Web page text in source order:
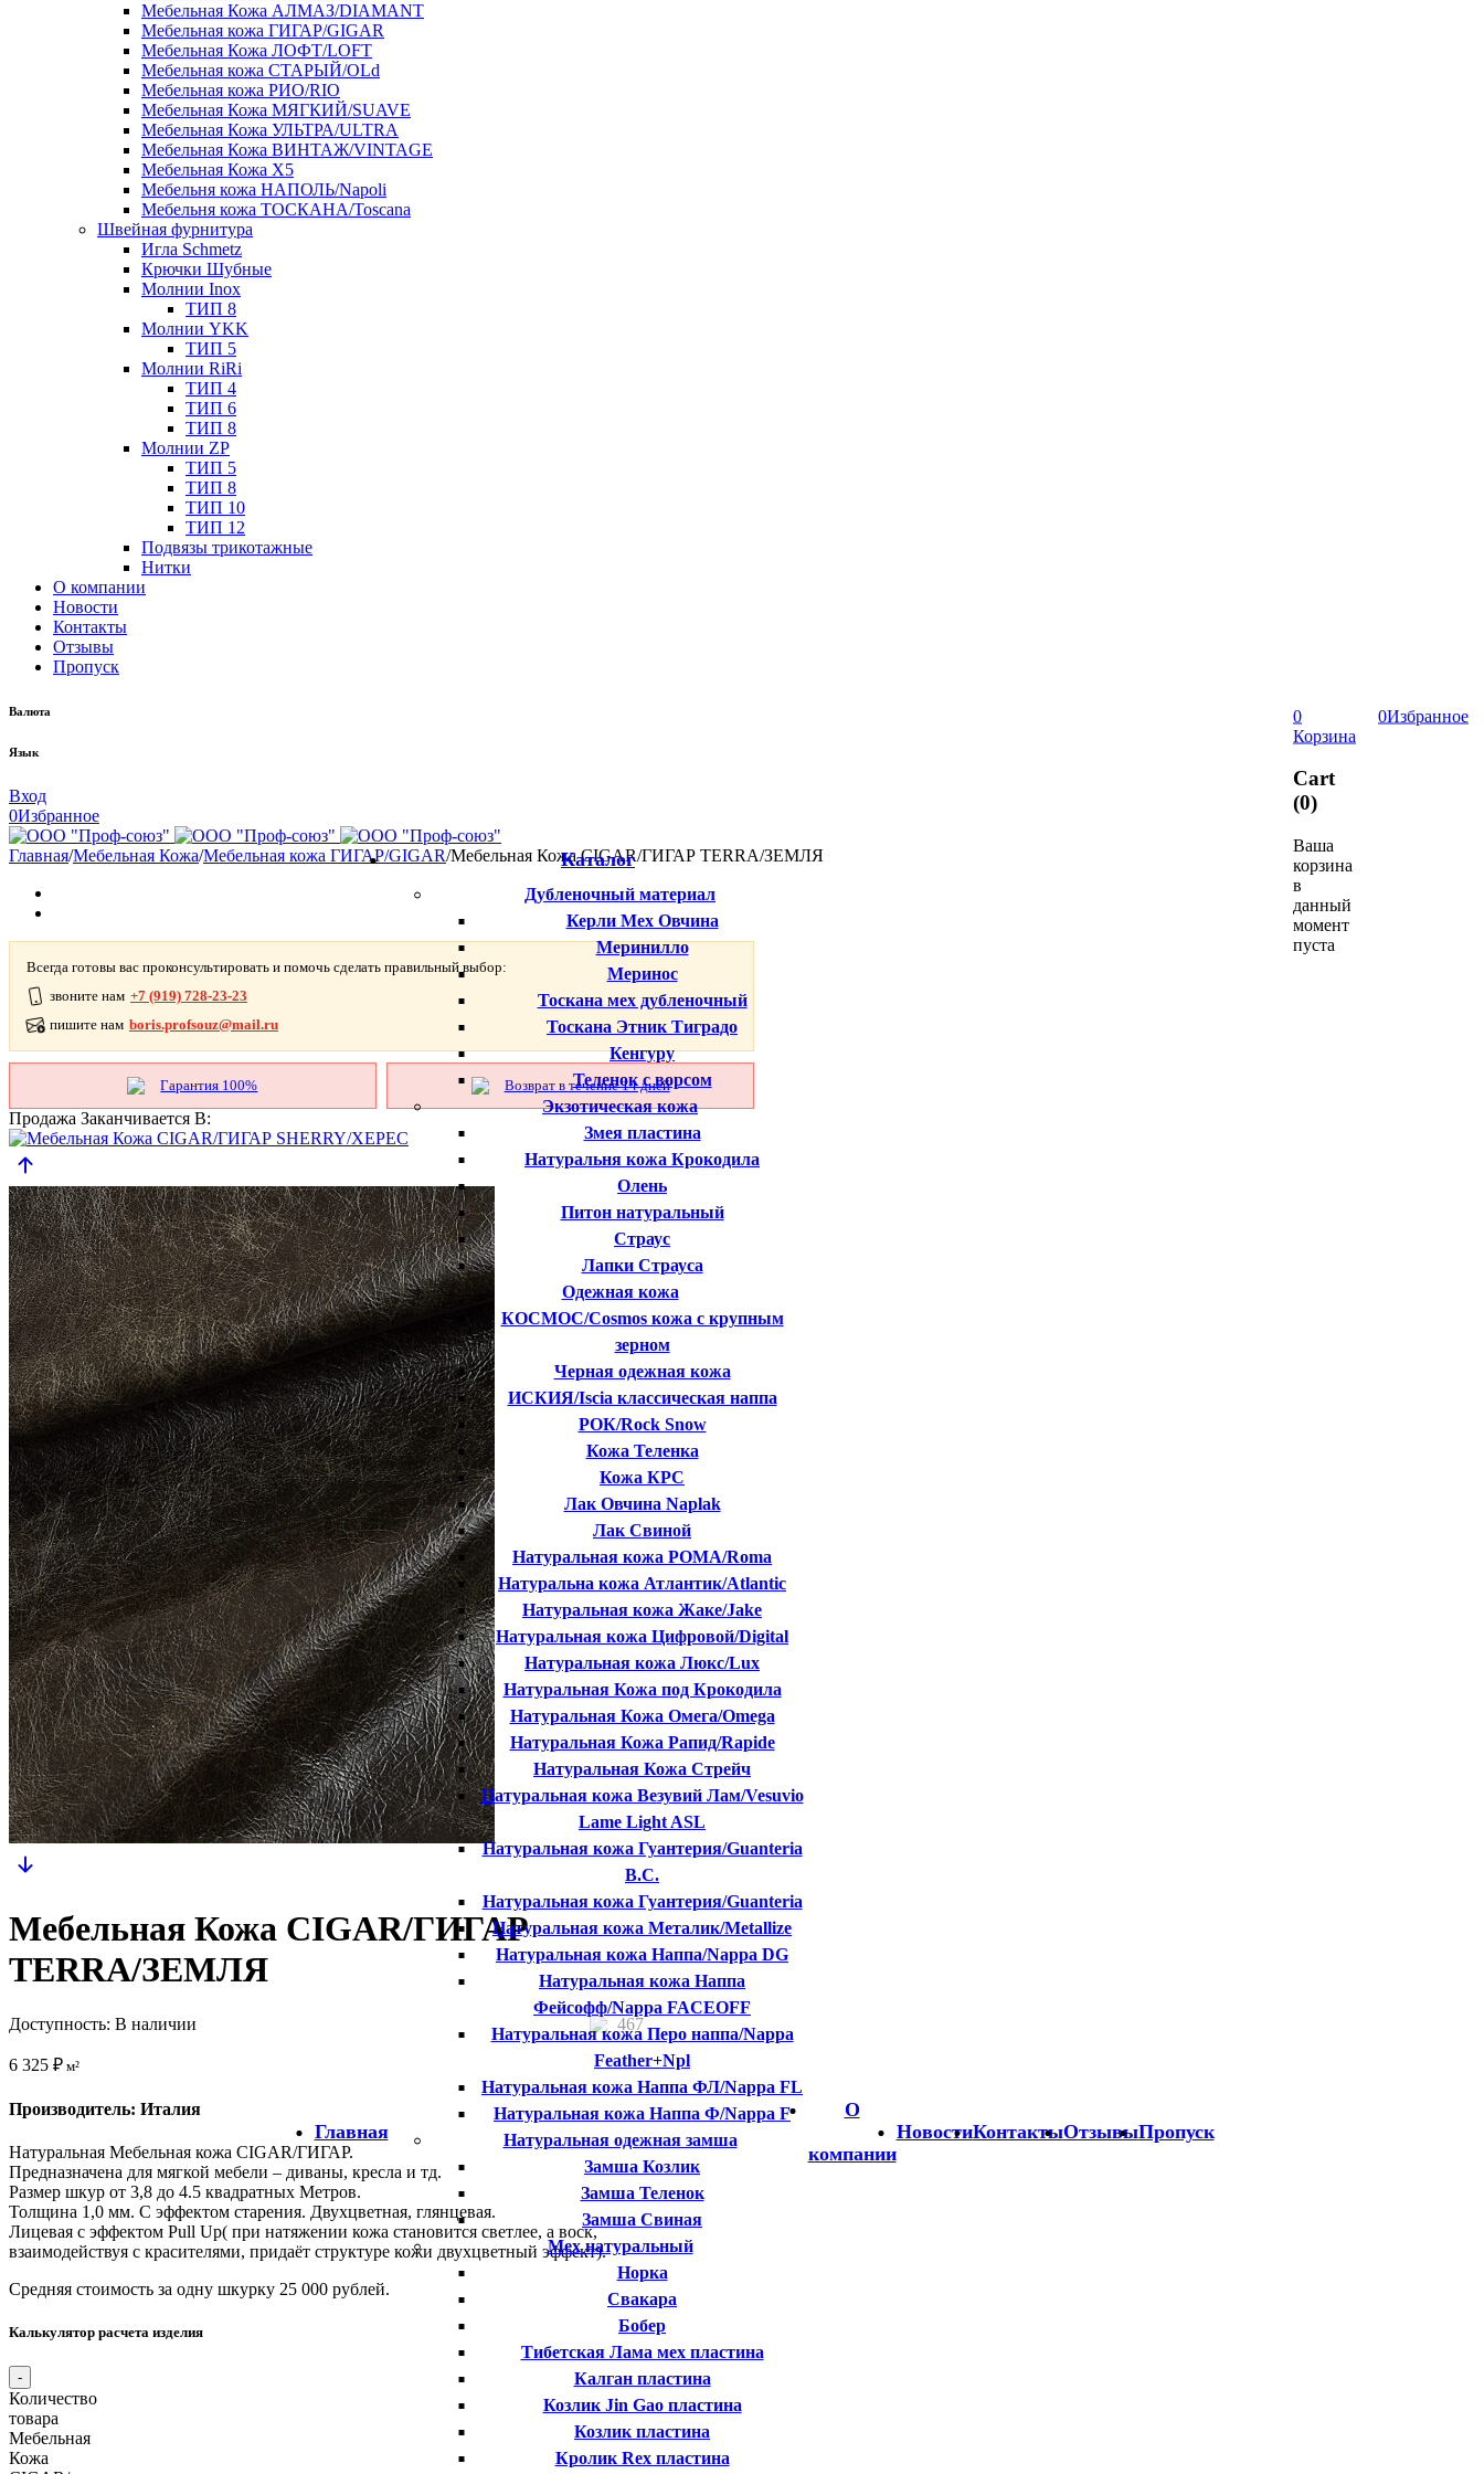
Мебельная Кожа АЛМАЗ/DIAMANT
Мебельная кожа ГИГАР/GIGAR
Мебельная Кожа ЛОФТ/LOFT
Мебельная кожа СТАРЫЙ/OLd
Мебельная кожа РИО/RIO
Мебельная Кожа МЯГКИЙ/SUAVE
Мебельная Кожа УЛЬТРА/ULTRA
Мебельная Кожа ВИНТАЖ/VINTAGE
Мебельная Кожа X5
Мебельня кожа НАПОЛЬ/Napoli
Мебельня кожа ТОСКАНА/Toscana
Швейная фурнитура
Игла Schmetz
Крючки Шубные
Молнии Inox
ТИП 8
Молнии YKK
ТИП 5
Молнии RiRi
ТИП 4
ТИП 6
ТИП 8
Молнии ZP
ТИП 5
ТИП 8
ТИП 10
ТИП 12
Подвязы трикотажные
Нитки
О компании
Новости
Контакты
Отзывы
Пропуск
Валюта
Язык
Вход
0Избранное
Главная
Каталог
Дубленочный материал
Керли Мех Овчина
Меринилло
Меринос
Тоскана мех дубленочный
Тоскана Этник Тиградо
Кенгуру
Теленок с ворсом
Экзотическая кожа
Змея пластина
Натуральня кожа Крокодила
Олень
Питон натуральный
Страус
Лапки Страуса
Одежная кожа
КОСМОС/Cosmos кожа с крупным
зерном
Черная одежная кожа
ИСКИЯ/Iscia классическая наппа
РОК/Rock Snow
Кожа Теленка
Кожа КРС
Лак Овчина Naplak
Лак Свиной
Натуральная кожа РОМА/Roma
Натуральна кожа Атлантик/Atlantic
Натуральная кожа Жаке/Jake
Натуральная кожа Цифровой/Digital
Натуральная кожа Люкс/Lux
Натуральная Кожа под Крокодила
Натуральная Кожа Омега/Omega
Натуральная Кожа Рапид/Rapide
Натуральная Кожа Стрейч
Натуральная кожа Везувий Лам/Vesuvio
Lame Light ASL
Натуральная кожа Гуантерия/Guanteria
B.C.
Натуральная кожа Гуантерия/Guanteria
Натуральная кожа Металик/Metallize
Натуральная кожа Наппа/Nappa DG
Натуральная кожа Наппа
Фейсофф/Nappa FACEOFF
Натуральная кожа Перо наппа/Nappa
Feather+Npl
Натуральная кожа Наппа ФЛ/Nappa FL
Натуральная кожа Наппа Ф/Nappa F
Натуральная одежная замша
Замша Козлик
Замша Теленок
Замша Свиная
Мех натуральный
Норка
Свакара
Бобер
Тибетская Лама мех пластина
Калган пластина
Козлик Jin Gao пластина
Козлик пластина
Кролик Rex пластина
О
компании
НовостиКонтактыОтзывыПропуск
0
Корзина
Cart
(0)
Ваша
корзина
в
данный
момент
пуста
0Избранное
Главная/Мебельная Кожа/Мебельная кожа ГИГАР/GIGAR/Мебельная Кожа CIGAR/ГИГАР TERRA/ЗЕМЛЯ
Всегда готовы вас проконсультировать и помочь сделать правильный выбор:
звоните нам +7 (919) 728-23-23
пишите нам boris.profsouz@mail.ru
Гарантия 100% Возврат в течение 14 дней
Продажа Заканчивается В:
Мебельная Кожа CIGAR/ГИГАР
TERRA/ЗЕМЛЯ
467
Доступность: В наличии
6 325 ₽ м²
Производитель: Италия
Натуральная Мебельная кожа CIGAR/ГИГАР.
Предназначена для мягкой мебели – диваны, кресла и тд.
Размер шкур от 3,8 до 4.5 квадратных Метров.
Толщина 1,0 мм. С эффектом старения. Двухцветная, глянцевая.
Лицевая с эффектом Pull Up( при натяжении кожа становится светлее, а воск,
взаимодействуя с красителями, придаёт структуре кожи двухцветный эффект).
Средняя стоимость за одну шкурку 25 000 рублей.
Калькулятор расчета изделия
Количество
товара
Мебельная
Кожа